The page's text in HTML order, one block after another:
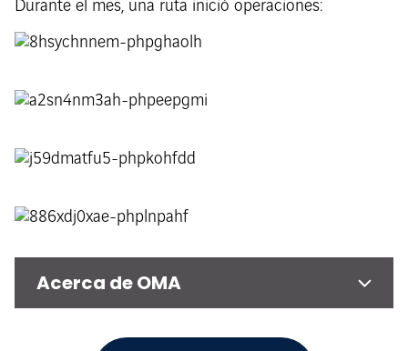
Durante el mes, una ruta inició operaciones:
Acerca de OMA